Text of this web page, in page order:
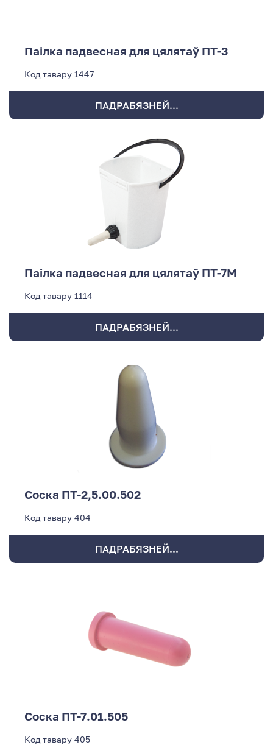
Паілка падвесная для цялятаў ПТ-3
Код тавару 1447
ПАДРАБЯЗНЕЙ...
Паілка падвесная для цялятаў ПТ-7М
Код тавару 1114
ПАДРАБЯЗНЕЙ...
Соска ПТ-2,5.00.502
Код тавару 404
ПАДРАБЯЗНЕЙ...
Соска ПТ-7.01.505
Код тавару 405